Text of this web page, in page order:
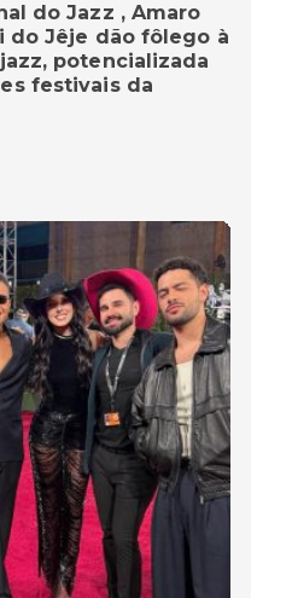
do Jazz , Amaro
do Jêje dão fôlego à
potencializada
festivais da